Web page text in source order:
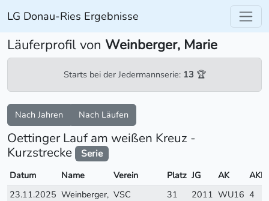
LG Donau-Ries Ergebnisse
Läuferprofil von Weinberger, Marie
Starts bei der Jedermannserie: 13 🏆
Nach Jahren Nach Läufen
Oettinger Lauf am weißen Kreuz -
Kurzstrecke
Serie
Datum Name Verein Platz JG AK
23.11.2025 Weinberger, VSC
31 2011 WU16 4